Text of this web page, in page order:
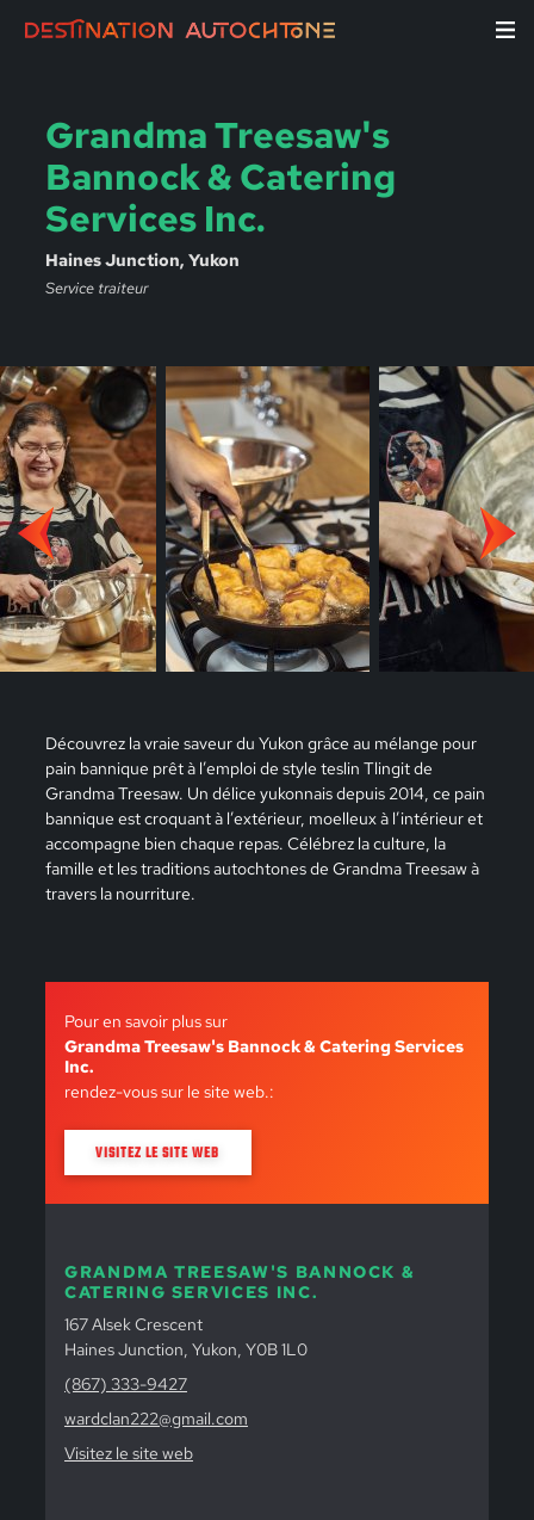
Grandma Treesaw's
Bannock & Catering
Services Inc.
Haines Junction, Yukon
Service traiteur
Découvrez la vraie saveur du Yukon grâce au mélange pour
pain bannique prêt à l’emploi de style teslin Tlingit de
Grandma Treesaw. Un délice yukonnais depuis 2014, ce pain
bannique est croquant à l’extérieur, moelleux à l’intérieur et
accompagne bien chaque repas. Célébrez la culture, la
famille et les traditions autochtones de Grandma Treesaw à
travers la nourriture.
Pour en savoir plus sur
Grandma Treesaw's Bannock & Catering Services
Inc.
rendez-vous sur le site web.:
VISITEZ LE SITE WEB
GRANDMA TREESAW'S BANNOCK &
CATERING SERVICES INC.
167 Alsek Crescent
Haines Junction, Yukon, Y0B 1L0
(867) 333-9427
wardclan222@gmail.com
Visitez le site web